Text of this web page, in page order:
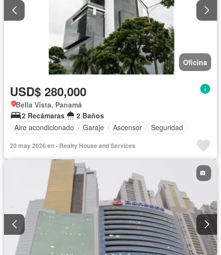
Oficina
USD$ 280,000
Bella Vista, Panamá
2 Recámaras
2 Baños
Aire acondicionado
Garaje Ascensor Seguridad
20 may 2026 en - Realty House and Services